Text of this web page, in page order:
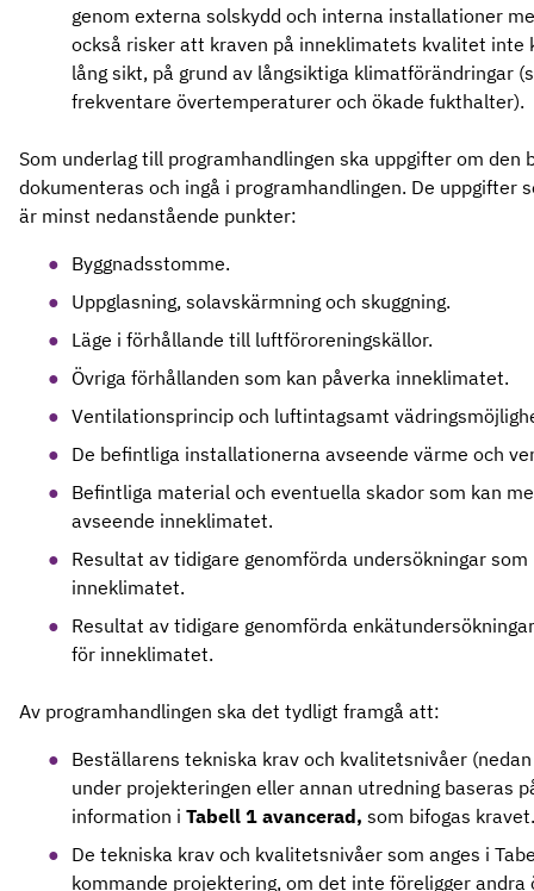
genom externa solskydd och interna installationer
också risker att kraven på inneklimatets kvalitet inte
lång sikt, på grund av långsiktiga klimatförändringar
frekventare övertemperaturer och ökade fukthalter).
Som underlag till programhandlingen ska uppgifter om den
dokumenteras och ingå i programhandlingen. De uppgifter
är minst nedanstående punkter:
Byggnadsstomme.
Uppglasning, solavskärmning och skuggning.
Läge i förhållande till luftföroreningskällor.
Övriga förhållanden som kan påverka inneklimatet.
Ventilationsprincip och luftintagsamt
De befintliga installationerna avseende värme och
Befintliga material och eventuella skador som kan
avseende inneklimatet.
Resultat av tidigare genomförda undersökningar
inneklimatet.
Resultat av tidigare genomförda
för inneklimatet.
Av programhandlingen ska det tydligt framgå att:
Beställarens tekniska krav och kvalitetsnivåer
under projekteringen eller annan utredning baseras
information i Tabell 1 avancerad, som bifogas kravet.
De tekniska krav och kvalitetsnivåer som anges i
kommande projektering, om det inte föreligger andra